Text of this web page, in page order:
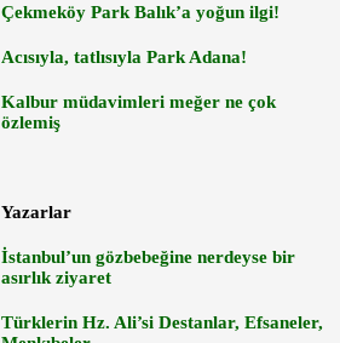
Çekmeköy Park Balık’a yoğun ilgi!
Acısıyla, tatlısıyla Park Adana!
Kalbur müdavimleri meğer ne çok
özlemiş
Yazarlar
İstanbul’un gözbebeğine nerdeyse bir
asırlık ziyaret
Türklerin Hz. Ali’si Destanlar, Efsaneler,